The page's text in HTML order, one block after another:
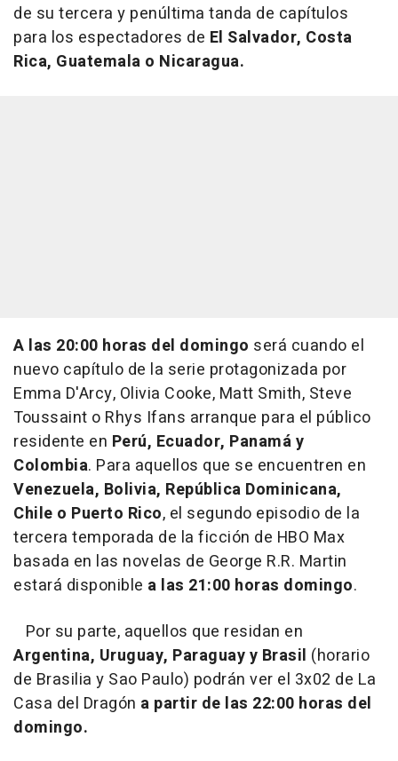
de su tercera y penúltima tanda de capítulos
para los espectadores de El Salvador, Costa
Rica, Guatemala o Nicaragua.
A las 20:00 horas del domingo será cuando el
nuevo capítulo de la serie protagonizada por
Emma D'Arcy, Olivia Cooke, Matt Smith, Steve
Toussaint o Rhys Ifans arranque para el público
residente en Perú, Ecuador, Panamá y
Colombia. Para aquellos que se encuentren en
Venezuela, Bolivia, República Dominicana,
Chile o Puerto Rico, el segundo episodio de la
tercera temporada de la ficción de HBO Max
basada en las novelas de George R.R. Martin
estará disponible a las 21:00 horas domingo.
Por su parte, aquellos que residan en
Argentina, Uruguay, Paraguay y Brasil (horario
de Brasilia y Sao Paulo) podrán ver el 3x02 de La
Casa del Dragón a partir de las 22:00 horas del
domingo.